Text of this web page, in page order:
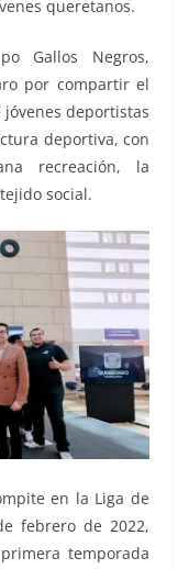
queretanos.
Gallos Negros,
por compartir el
deportistas
deportiva, con
recreación, la
social.
en la Liga de
febrero de 2022,
temporada